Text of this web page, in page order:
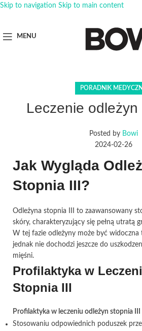
Skip to navigation Skip to main content
MENU
PORADNIK
Leczenie
Posted by Bowi
2024-02-26
Jak Wygląda
Stopnia III?
Odleżyna stopnia III to zaawansowany
skóry, charakteryzujący się pełną utratą
W tej fazie odleżyny może być widoczna
jednak nie dochodzi jeszcze do
mięśni.
Profilaktyka w
Stopnia III
Profilaktyka w leczeniu odleżyn stopnia III
Stosowaniu odpowiednich poduszek